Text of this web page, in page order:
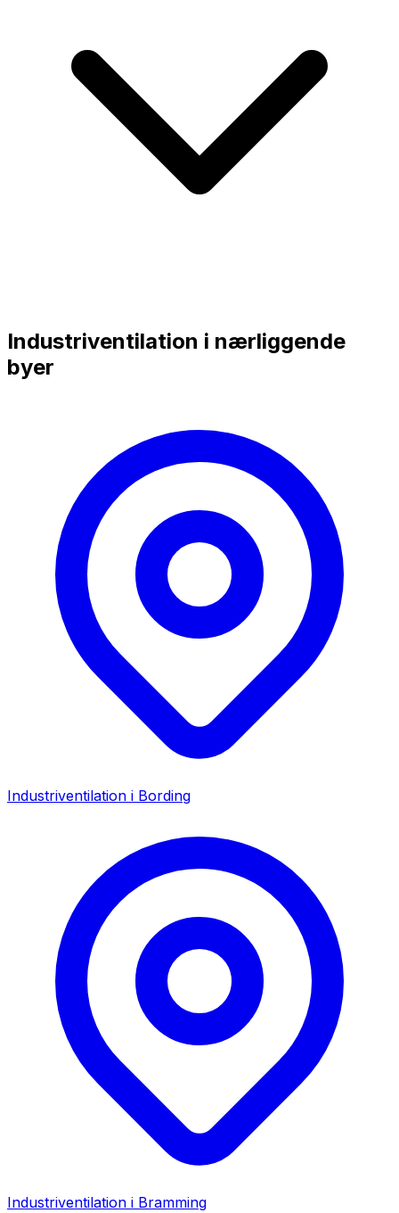
Industriventilation i nærliggende
byer
Industriventilation i Bording
Industriventilation i Bramming